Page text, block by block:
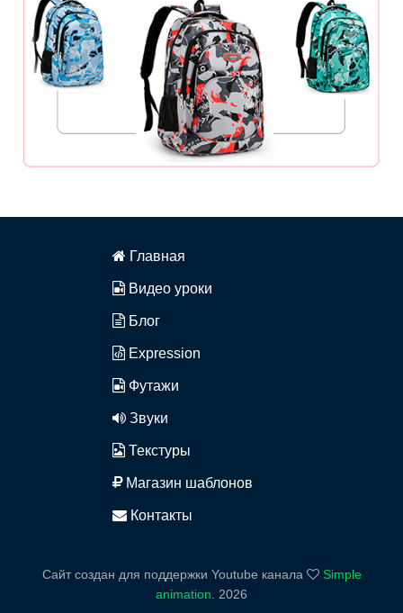
Главная
Видео уроки
Блог
Expression
Футажи
Звуки
Текстуры
Магазин шаблонов
Контакты
Сайт создан для поддержки Youtube канала
Simple
animation
2026